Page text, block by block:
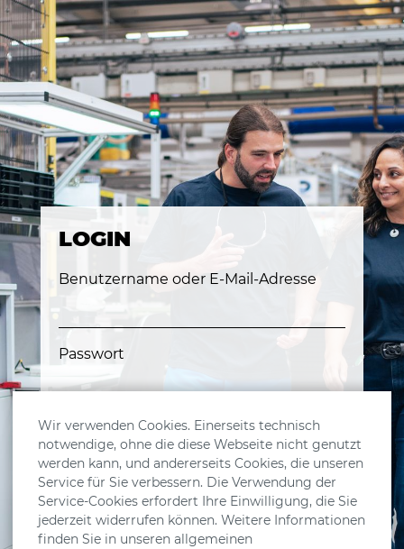
Wir verwenden Cookies. Einerseits technisch
notwendige, ohne die diese Webseite nicht genutzt
werden kann, und andererseits Cookies, die unseren
Service für Sie verbessern. Die Verwendung der
Service-Cookies erfordert Ihre Einwilligung, die Sie
jederzeit widerrufen können. Weitere Informationen
finden Sie in unseren allgemeinen
LOGIN
Benutzername oder E-Mail-Adresse
Passwort
Noch kein Konto? Jetzt registrieren